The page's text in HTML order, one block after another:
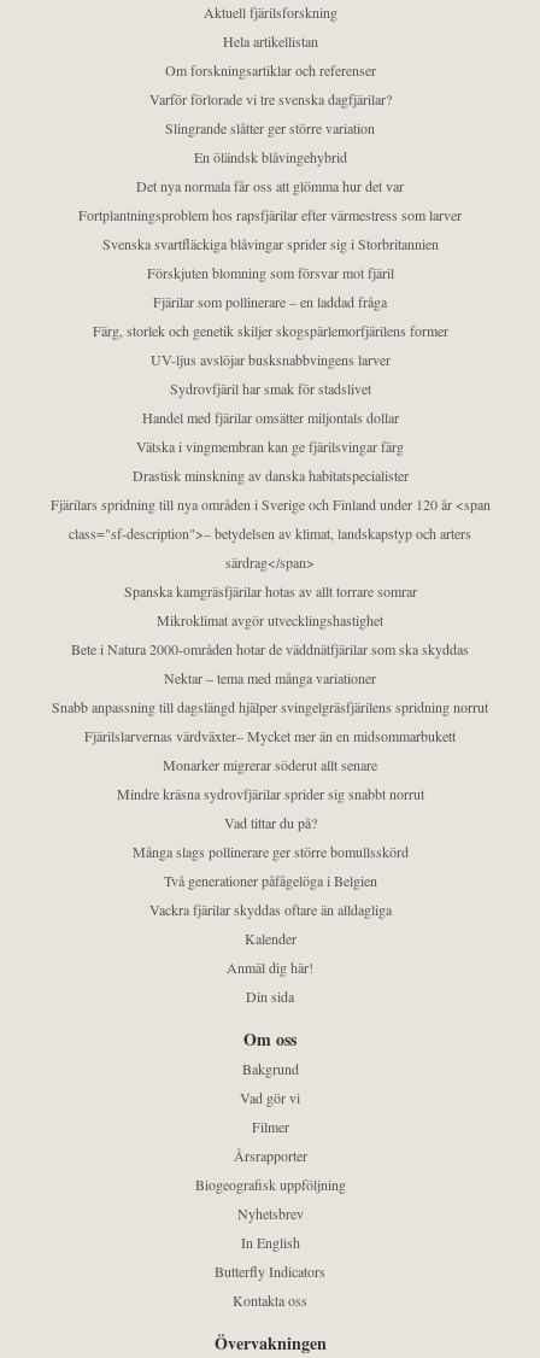
Aktuell fjärilsforskning
Hela artikellistan
Om forskningsartiklar och referenser
Varför förlorade vi tre svenska dagfjärilar?
Slingrande slåtter ger större variation
En öländsk blåvingehybrid
Det nya normala får oss att glömma hur det var
Fortplantningsproblem hos rapsfjärilar efter värmestress som larver
Svenska svartfläckiga blåvingar sprider sig i Storbritannien
Förskjuten blomning som försvar mot fjäril
Fjärilar som pollinerare – en laddad fråga
Färg, storlek och genetik skiljer skogspärlemorfjärilens former
UV-ljus avslöjar busksnabbvingens larver
Sydrovfjäril har smak för stadslivet
Handel med fjärilar omsätter miljontals dollar
Vätska i vingmembran kan ge fjärilsvingar färg
Drastisk minskning av danska habitatspecialister
Fjärilars spridning till nya områden i Sverige och Finland under 120 år <span
class="sf-description">– betydelsen av klimat, landskapstyp och arters
särdrag</span>
Spanska kamgräsfjärilar hotas av allt torrare somrar
Mikroklimat avgör utvecklingshastighet
Bete i Natura 2000-områden hotar de väddnätfjärilar som ska skyddas
Nektar – tema med många variationer
Snabb anpassning till dagslängd hjälper svingelgräsfjärilens spridning norrut
Fjärilslarvernas värdväxter– Mycket mer än en midsommarbukett
Monarker migrerar söderut allt senare
Mindre kräsna sydrovfjärilar sprider sig snabbt norrut
Vad tittar du på?
Många slags pollinerare ger större bomullsskörd
Två generationer påfågelöga i Belgien
Vackra fjärilar skyddas oftare än alldagliga
Kalender
Anmäl dig här!
Din sida
Om oss
Bakgrund
Vad gör vi
Filmer
Årsrapporter
Biogeografisk uppföljning
Nyhetsbrev
In English
Butterfly Indicators
Kontakta oss
Övervakningen